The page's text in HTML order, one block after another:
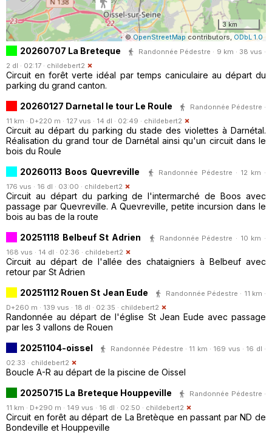
3 km
©OpenStreetMap contributors, ODbL 1.0
20260707 La Breteque
Randonnée Pédestre · 9 km · 38 vus ·
2 dl · 02:17 · childebert2
Circuit en forêt verte idéal par temps caniculaire au départ du
parking du grand canton.
20260127 Darnetal le tour Le Roule
Randonnée Pédestre ·
11 km · D+220 m · 127 vus · 14 dl · 02:49 · childebert2
Circuit au départ du parking du stade des violettes à Darnétal.
Réalisation du grand tour de Darnétal ainsi qu'un circuit dans le
bois du Roule
20260113 Boos Quevreville
Randonnée Pédestre · 12 km ·
176 vus · 16 dl · 03:00 · childebert2
Circuit au départ du parking de l'intermarché de Boos avec
passage par Quevreville. A Quevreville, petite incursion dans le
bois au bas de la route
20251118 Belbeuf St Adrien
Randonnée Pédestre · 10 km ·
168 vus · 14 dl · 02:36 · childebert2
Circuit au départ de l'allée des chataigniers à Belbeuf avec
retour par St Adrien
20251112 Rouen St Jean Eude
Randonnée Pédestre · 11 km ·
D+260 m · 139 vus · 18 dl · 02:35 · childebert2
Randonnée au départ de l'église St Jean Eude avec passage
par les 3 vallons de Rouen
20251104-oissel
Randonnée Pédestre · 11 km · 169 vus · 16 dl ·
02:33 · childebert2
Boucle A-R au départ de la piscine de Oissel
20250715 La Breteque Houppeville
Randonnée Pédestre ·
11 km · D+290 m · 149 vus · 16 dl · 02:50 · childebert2
Circuit en forêt au départ de La Bretèque en passant par ND de
Bondeville et Houppeville